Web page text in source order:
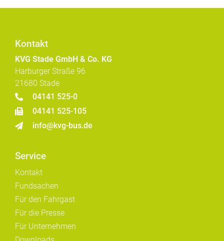
Kontakt
KVG Stade GmbH & Co. KG
Harburger Straße 96
21680 Stade
04141 525-0
04141 525-105
info@kvg-bus.de
Service
Kontakt
Fundsachen
Für den Fahrgast
Für die Presse
Für Unternehmen